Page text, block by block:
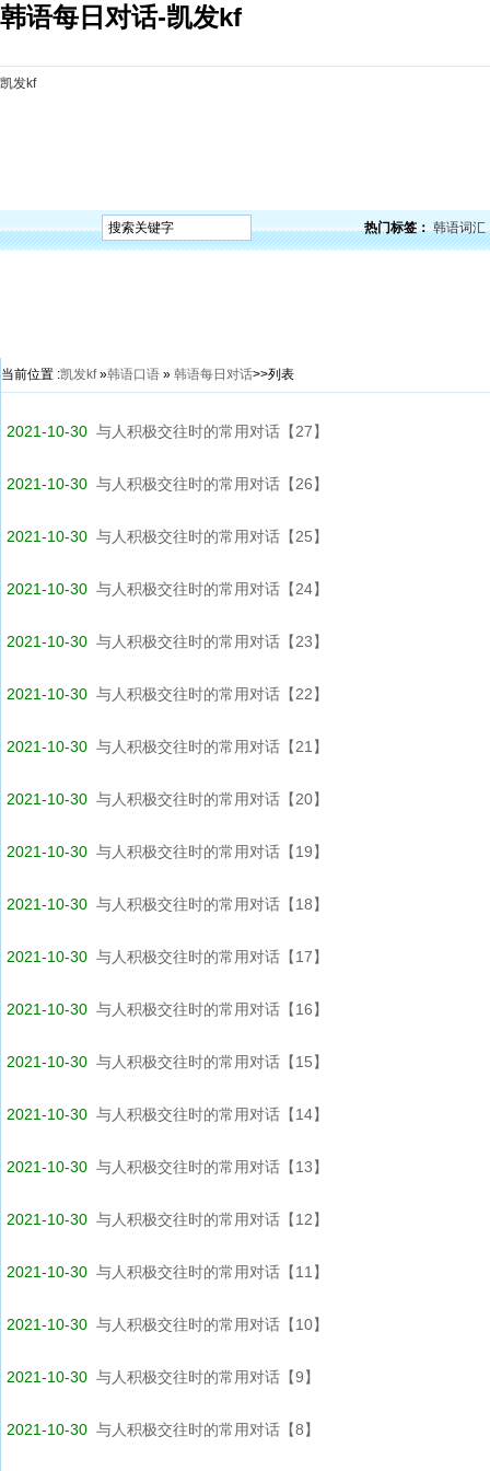
韩语每日对话-凯发kf
凯发kf
热门标签： 韩语词汇
当前位置 :凯发kf»韩语口语 » 韩语每日对话>>列表
2021-10-30 与人积极交往时的常用对话【27】
2021-10-30 与人积极交往时的常用对话【26】
2021-10-30 与人积极交往时的常用对话【25】
2021-10-30 与人积极交往时的常用对话【24】
2021-10-30 与人积极交往时的常用对话【23】
2021-10-30 与人积极交往时的常用对话【22】
2021-10-30 与人积极交往时的常用对话【21】
2021-10-30 与人积极交往时的常用对话【20】
2021-10-30 与人积极交往时的常用对话【19】
2021-10-30 与人积极交往时的常用对话【18】
2021-10-30 与人积极交往时的常用对话【17】
2021-10-30 与人积极交往时的常用对话【16】
2021-10-30 与人积极交往时的常用对话【15】
2021-10-30 与人积极交往时的常用对话【14】
2021-10-30 与人积极交往时的常用对话【13】
2021-10-30 与人积极交往时的常用对话【12】
2021-10-30 与人积极交往时的常用对话【11】
2021-10-30 与人积极交往时的常用对话【10】
2021-10-30 与人积极交往时的常用对话【9】
2021-10-30 与人积极交往时的常用对话【8】